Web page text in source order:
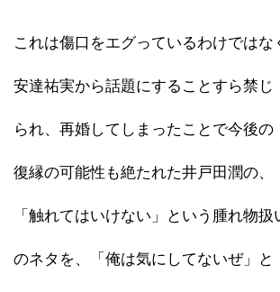
これは傷口をエグっているわけではな
安達祐実から話題にすることすら禁じ
られ、再婚してしまったことで今後の
復縁の可能性も絶たれた井戸田潤の、
「触れてはいけない」という腫れ物扱
のネタを、「俺は気にしてないぜ」と